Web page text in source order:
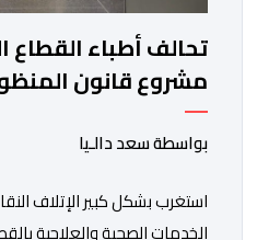
تحالف أطباء
مشروع قانون
الصحية الوطنية
بواسطة سعد دالـيا
استغرب بشكل كبير الإتلاف
الخدمات الصحية والعلاجية